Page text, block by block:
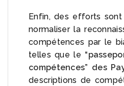
Enfin, des efforts
normaliser la
compétences par le
telles que le
compétences” des
descriptions de